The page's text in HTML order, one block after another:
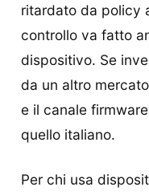
ritardato da policy
controllo va fatto
dispositivo. Se
da un altro
e il canale
quello italiano.
Per chi usa